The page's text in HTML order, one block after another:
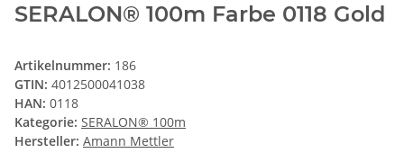
SERALON® 100m Farbe 0118 Gold
Artikelnummer: 186
GTIN: 4012500041038
HAN: 0118
Kategorie: SERALON® 100m
Hersteller: Amann Mettler